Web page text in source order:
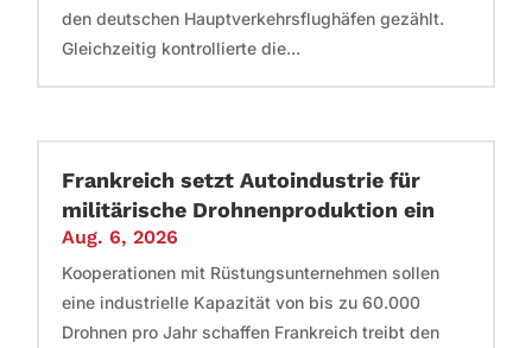
den deutschen Hauptverkehrsflughäfen gezählt.
Gleichzeitig kontrollierte die...
Frankreich setzt Autoindustrie für
militärische Drohnenproduktion ein
Aug. 6, 2026
Kooperationen mit Rüstungsunternehmen sollen
eine industrielle Kapazität von bis zu 60.000
Drohnen pro Jahr schaffen Frankreich treibt den